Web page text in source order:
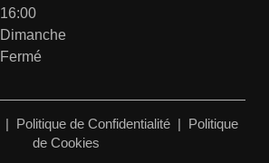
16:00
Dimanche
Fermé
| Politique de Confidentialité | Politique
de Cookies